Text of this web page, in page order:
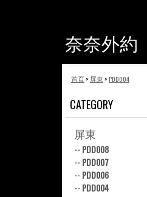
奈奈外約
首頁> 屏東 >PDD004
CATEGORY
屏東
--PDD008
--PDD007
--PDD006
--PDD004